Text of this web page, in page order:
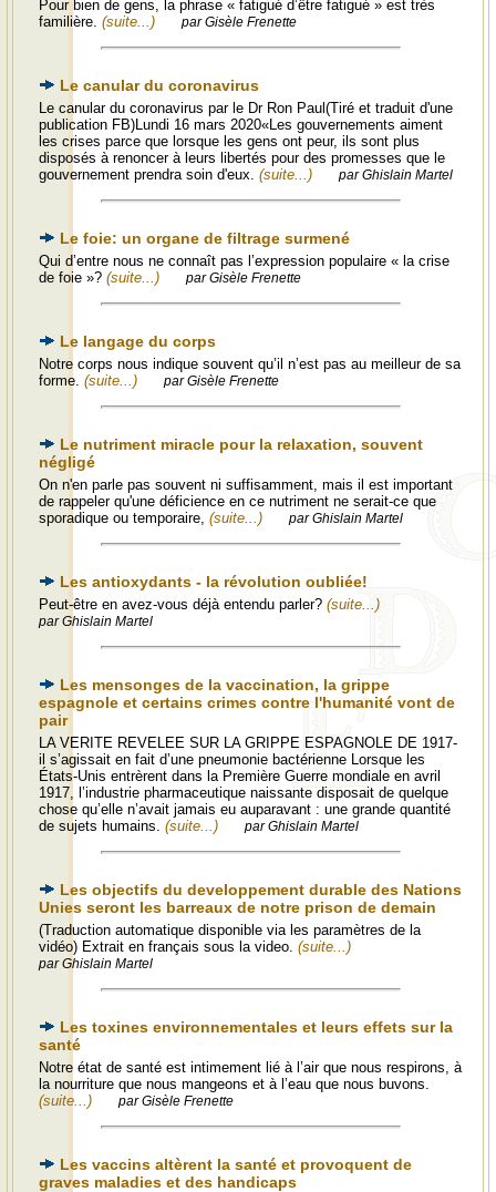
Pour bien de gens, la phrase « fatigué d’être fatigué » est très
familière. (suite...) par Gisèle Frenette
Le canular du coronavirus
Le canular du coronavirus par le Dr Ron Paul(Tiré et traduit d'une
publication FB)Lundi 16 mars 2020«Les gouvernements aiment
les crises parce que lorsque les gens ont peur, ils sont plus
disposés à renoncer à leurs libertés pour des promesses que le
gouvernement prendra soin d'eux. (suite...) par Ghislain Martel
Le foie: un organe de filtrage surmené
Qui d’entre nous ne connaît pas l’expression populaire « la crise
de foie »? (suite...) par Gisèle Frenette
Le langage du corps
Notre corps nous indique souvent qu’il n’est pas au meilleur de sa
forme. (suite...) par Gisèle Frenette
Le nutriment miracle pour la relaxation, souvent
négligé
On n'en parle pas souvent ni suffisamment, mais il est important
de rappeler qu'une déficience en ce nutriment ne serait-ce que
sporadique ou temporaire, (suite...) par Ghislain Martel
Les antioxydants - la révolution oubliée!
Peut-être en avez-vous déjà entendu parler? (suite...)
par Ghislain Martel
Les mensonges de la vaccination, la grippe
espagnole et certains crimes contre l'humanité vont de
pair
LA VERITE REVELEE SUR LA GRIPPE ESPAGNOLE DE 1917-
il s’agissait en fait d’une pneumonie bactérienne Lorsque les
États-Unis entrèrent dans la Première Guerre mondiale en avril
1917, l’industrie pharmaceutique naissante disposait de quelque
chose qu’elle n’avait jamais eu auparavant : une grande quantité
de sujets humains. (suite...) par Ghislain Martel
Les objectifs du developpement durable des Nations
Unies seront les barreaux de notre prison de demain
(Traduction automatique disponible via les paramètres de la
vidéo) Extrait en français sous la video. (suite...)
par Ghislain Martel
Les toxines environnementales et leurs effets sur la
santé
Notre état de santé est intimement lié à l’air que nous respirons, à
la nourriture que nous mangeons et à l’eau que nous buvons.
(suite...)
par Gisèle Frenette
Les vaccins altèrent la santé et provoquent de
graves maladies et des handicaps